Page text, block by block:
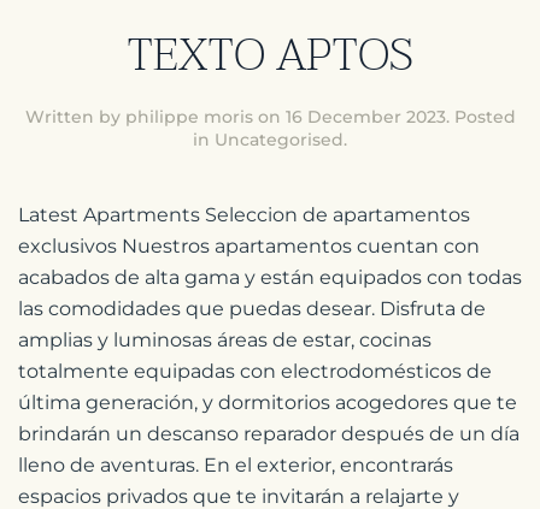
TEXTO APTOS
Written by philippe moris on 16 December 2023. Posted
in Uncategorised.
Latest Apartments Seleccion de apartamentos
exclusivos Nuestros apartamentos cuentan con
acabados de alta gama y están equipados con todas
las comodidades que puedas desear. Disfruta de
amplias y luminosas áreas de estar, cocinas
totalmente equipadas con electrodomésticos de
última generación, y dormitorios acogedores que te
brindarán un descanso reparador después de un día
lleno de aventuras. En el exterior, encontrarás
espacios privados que te invitarán a relajarte y